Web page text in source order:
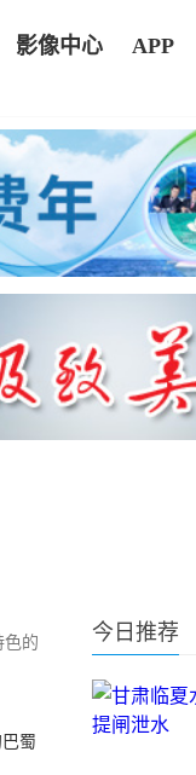
影像中心 APP
色的
蜀
今日推荐